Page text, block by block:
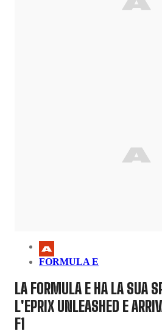
FORMULA E
LA FORMULA E HA LA SUA
L'EPRIX UNLEASHED E
F1